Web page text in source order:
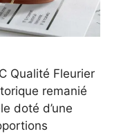
Qualité Fleurier
remanié
doté d’une